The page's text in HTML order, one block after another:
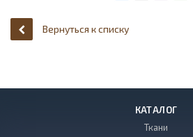
Вернуться к списку
КАТАЛОГ
Ткани